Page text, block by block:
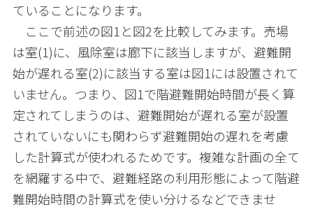
ていることになります。
ここで前述の図1と図2を比較してみます。売場
は室(1)に、風除室は廊下に該当しますが、避難開
始が遅れる室(2)に該当する室は図1には設置されて
いません。つまり、図1で階避難開始時間が長く算
定されてしまうのは、避難開始が遅れる室が設置
されていないにも関わらず避難開始の遅れを考慮
した計算式が使われるためです。複雑な計画の全て
を網羅する中で、避難経路の利用形態によって階避
難開始時間の計算式を使い分けるなどできませ